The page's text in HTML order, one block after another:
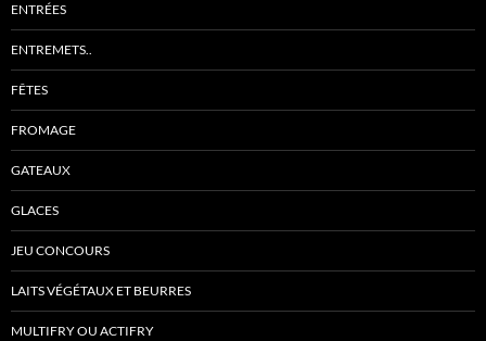
ENTRÉES
ENTREMETS..
FÊTES
FROMAGE
GATEAUX
GLACES
JEU CONCOURS
LAITS VÉGÉTAUX ET BEURRES
MULTIFRY OU ACTIFRY